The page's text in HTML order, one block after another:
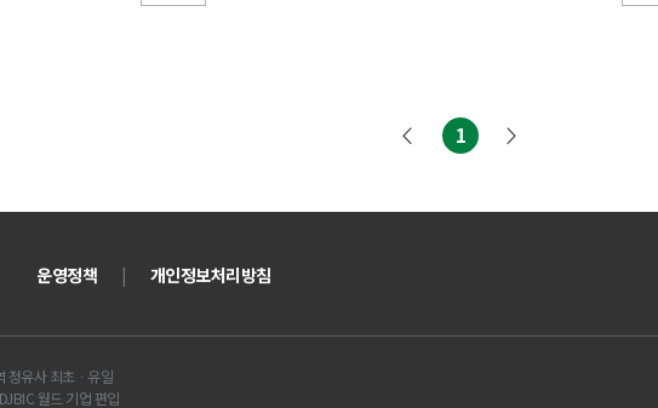
1
운영정책 | 개인정보처리방침
정유사 최초ᆞ유일
월드 기업 편입